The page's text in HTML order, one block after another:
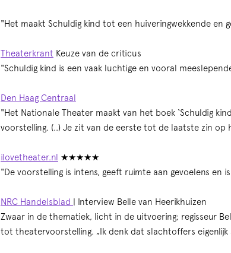
"Het maakt Schuldig kind tot een huiveringwekkende en
Theaterkrant Keuze van de criticus
"Schuldig kind is een vaak luchtige en vooral
Den Haag Centraal
"Het Nationale Theater maakt van het boek ‘Schuldig
voorstelling. (..) Je zit van de eerste tot de laatste zin
ilovetheater.nl ★★★★★
"De voorstelling is intens, geeft ruimte aan gevoelens en
NRC Handelsblad | Interview Belle van Heerikhuizen
Zwaar in de thematiek, licht in de uitvoering; regisseur
tot theatervoorstelling. „Ik denk dat slachtoffers